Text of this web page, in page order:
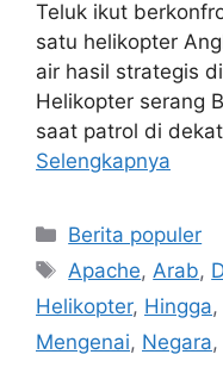
Teluk ikut
satu helikopter
air hasil strategis
Helikopter serang
saat patrol di
Selengkapnya
Kategori
Berita populer
Tag
Apache, Arab,
Helikopter, Hingga,
Mengenai, Negara,